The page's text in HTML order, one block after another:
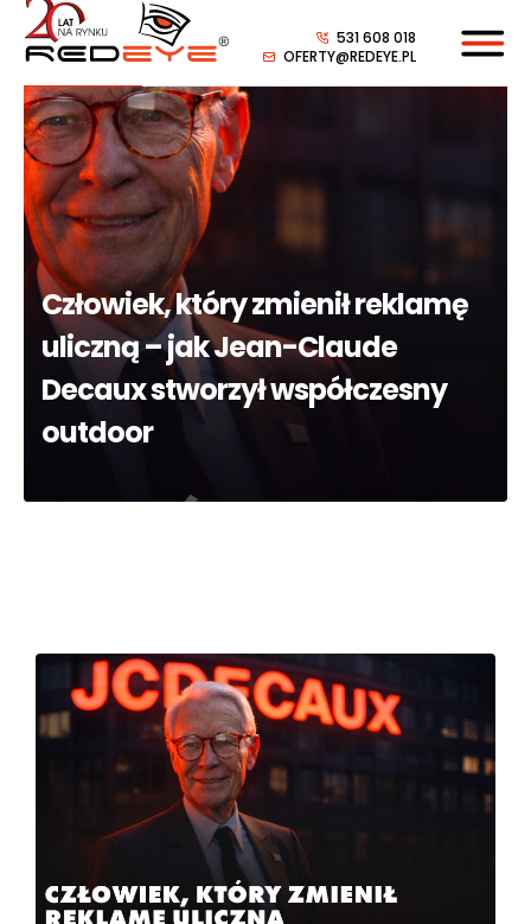
531 608 018
OFERTY@REDEYE.PL
Człowiek, który zmienił reklamę
uliczną – jak Jean-Claude
Decaux stworzył współczesny
outdoor